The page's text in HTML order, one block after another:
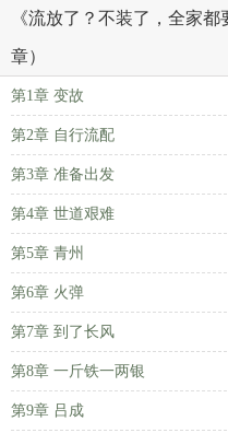
《流放了？不装了，全家
章）
第1章 变故
第2章 自行流配
第3章 准备出发
第4章 世道艰难
第5章 青州
第6章 火弹
第7章 到了长风
第8章 一斤铁一两银
第9章 吕成